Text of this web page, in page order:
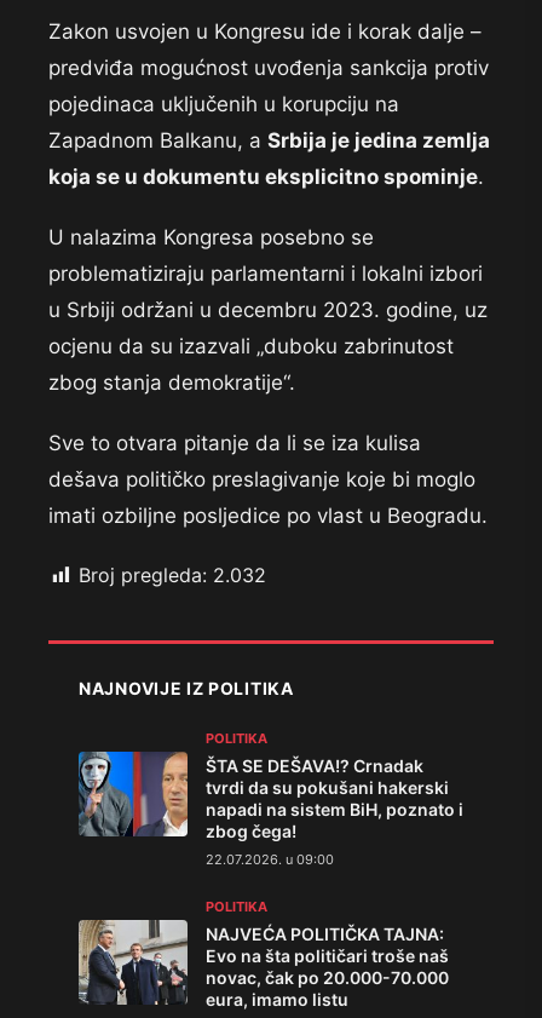
Zakon usvojen u Kongresu ide i korak dalje –
predviđa mogućnost uvođenja sankcija protiv
pojedinaca uključenih u korupciju na
Zapadnom Balkanu, a Srbija je jedina zemlja
koja se u dokumentu eksplicitno spominje.
U nalazima Kongresa posebno se
problematiziraju parlamentarni i lokalni izbori
u Srbiji održani u decembru 2023. godine, uz
ocjenu da su izazvali „duboku zabrinutost
zbog stanja demokratije“.
Sve to otvara pitanje da li se iza kulisa
dešava političko preslagivanje koje bi moglo
imati ozbiljne posljedice po vlast u Beogradu.
Broj pregleda: 2.032
NAJNOVIJE IZ POLITIKA
POLITIKA
ŠTA SE DEŠAVA!? Crnadak
tvrdi da su pokušani hakerski
napadi na sistem BiH, poznato i
zbog čega!
22.07.2026. u 09:00
POLITIKA
NAJVEĆA POLITIČKA TAJNA:
Evo na šta političari troše naš
novac, čak po 20.000-70.000
eura, imamo listu